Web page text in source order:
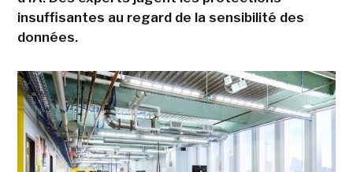
insuffisantes au regard de la sensibilité des
données.